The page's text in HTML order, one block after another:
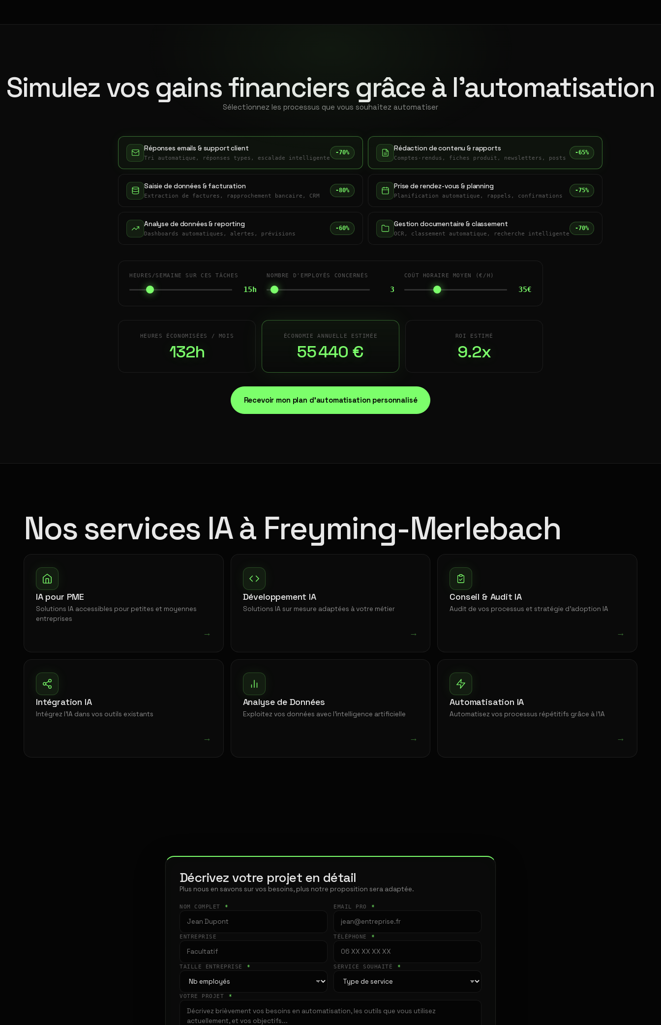
Simulez vos gains financiers grâce à l'automatisation
Sélectionnez les processus que vous souhaitez automatiser
Réponses emails & support client
Tri automatique, réponses types, escalade intelligente
-70% Rédaction de contenu & rapports
Comptes-rendus, fiches produit, newsletters, posts
-65%
Saisie de données & facturation
Extraction de factures, rapprochement bancaire, CRM
-80% Prise de rendez-vous & planning
Planification automatique, rappels, confirmations
-75%
Analyse de données & reporting
Dashboards automatiques, alertes, prévisions
-60% Gestion documentaire & classement
OCR, classement automatique, recherche intelligente
-70%
HEURES/SEMAINE SUR CES TÂCHES
15h
NOMBRE D'EMPLOYÉS CONCERNÉS
3
COÛT HORAIRE MOYEN (€/H)
35€
HEURES ÉCONOMISÉES / MOIS
132h
ÉCONOMIE ANNUELLE ESTIMÉE
55 440 €
ROI ESTIMÉ
9.2x
Recevoir mon plan d'automatisation personnalisé
Nos services IA à Freyming-Merlebach
IA pour PME
Solutions IA accessibles pour petites et moyennes
entreprises
→
Développement IA
Solutions IA sur mesure adaptées à votre métier
→
Conseil & Audit IA
Audit de vos processus et stratégie d'adoption IA
→
Intégration IA
Intégrez l'IA dans vos outils existants
→
Analyse de Données
Exploitez vos données avec l'intelligence artificielle
→
Automatisation IA
Automatisez vos processus répétitifs grâce à l'IA
→
Décrivez votre projet en détail
Plus nous en savons sur vos besoins, plus notre proposition sera adaptée.
NOM COMPLET * EMAIL PRO *
ENTREPRISE TÉLÉPHONE *
TAILLE ENTREPRISE * SERVICE SOUHAITÉ *
VOTRE PROJET *